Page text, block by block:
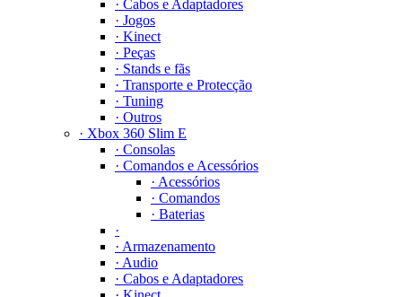
· Cabos e Adaptadores
· Jogos
· Kinect
· Peças
· Stands e fãs
· Transporte e Protecção
· Tuning
· Outros
· Xbox 360 Slim E
· Consolas
· Comandos e Acessórios
· Acessórios
· Comandos
· Baterias
·
· Armazenamento
· Audio
· Cabos e Adaptadores